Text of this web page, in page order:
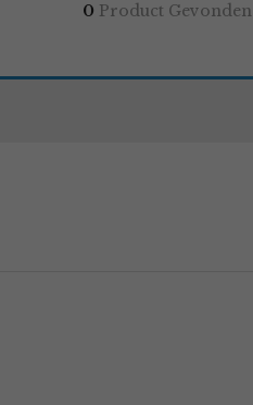
0 Product Gevonden